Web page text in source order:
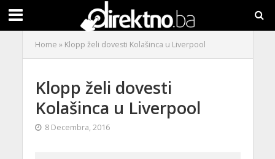
Home » Klopp želi dovesti Kolašinca u Liverpool
Klopp želi dovesti
Kolašinca u Liverpool
8 Decembra, 2016